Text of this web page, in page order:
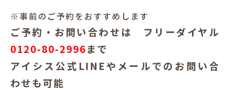
※事前のご予約をおすすめします
ご予約・お問い合わせは フリーダイヤル
0120-80-2996まで
アイシス公式LINEやメールでのお問い合
わせも可能